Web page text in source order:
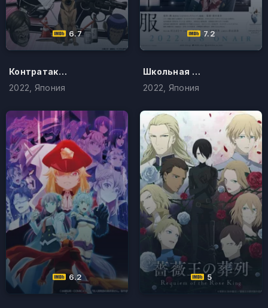
6.7
Контратака женщины-полицейского
2022, Япония
7.2
Школьная форма Акэби
2022, Япония
6.2 5